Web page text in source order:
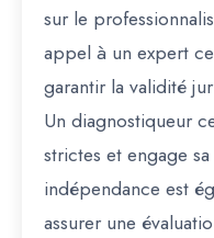
sur le
appel à un expert
garantir la validité
Un diagnostiqueur
strictes et engage
indépendance est
assurer une